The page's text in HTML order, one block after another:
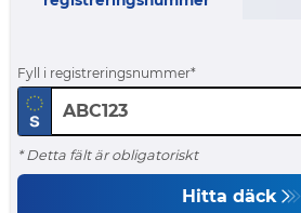
Fyll i registreringsnummer
* Detta fält är obligatoriskt
Hitta däck